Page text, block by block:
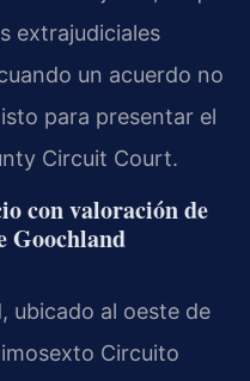
extrajudiciales
un acuerdo no
para presentar el
Circuit Court.
con valoración de
Goochland
ubicado al oeste de
Circuito